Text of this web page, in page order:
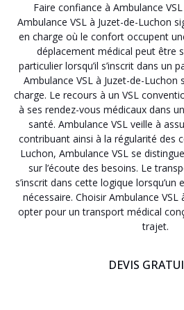
Faire confiance à Ambulance
Ambulance VSL à Juzet-de-Luchon
en charge où le confort occupent
déplacement médical peut être
particulier lorsqu’il s’inscrit dans un
Ambulance VSL à Juzet-de-Luchon
charge. Le recours à un VSL
à ses rendez-vous médicaux dans
santé. Ambulance VSL veille à
contribuant ainsi à la régularité des
Luchon, Ambulance VSL se
sur l’écoute des besoins. Le
s’inscrit dans cette logique
nécessaire. Choisir Ambulance VSL
opter pour un transport médical
trajet.
DEVIS